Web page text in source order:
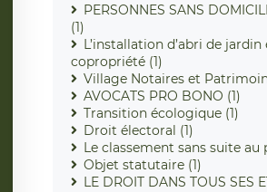
PERSONNES SANS
(1)
L’installation d’abri de jardin
copropriété (1)
Village Notaires et
AVOCATS PRO BONO (1)
Transition écologique (1)
Droit électoral (1)
Le classement sans suite au
Objet statutaire (1)
LE DROIT DANS TOUS SES